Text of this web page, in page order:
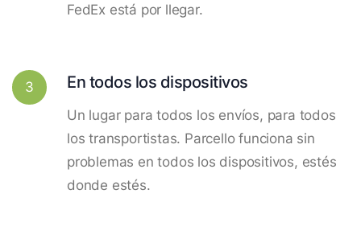
FedEx está por llegar.
3 En todos los dispositivos
Un lugar para todos los envíos, para todos
los transportistas. Parcello funciona sin
problemas en todos los dispositivos, estés
donde estés.